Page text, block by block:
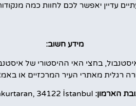
עדיין יאפשר לכם לחוות כמה
מידע חשוב:
בחצי האי ההיסטורי של
רגלית מאתרי העיר המרכזיים או
הארמון: